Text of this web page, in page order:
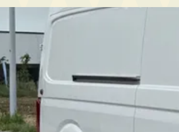
2023
€ 443/mnd
· 87.496 km · Diesel · Handgeschakeld